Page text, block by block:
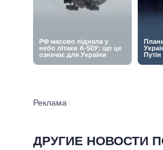
ДРУГИЕ НОВОСТИ